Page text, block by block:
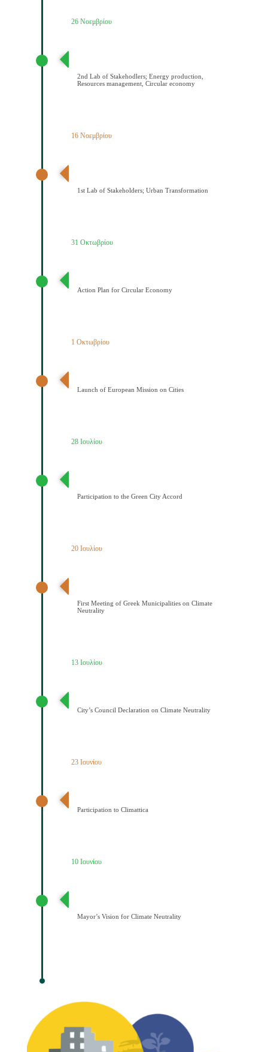
26 Νοεμβρίου
2nd Lab of Stakehodlers; Energy production,
Resources management, Circular economy
16 Νοεμβρίου
1st Lab of Stakeholders; Urban Transformation
31 Οκτωβρίου
Action Plan for Circular Economy
1 Οκτωβρίου
Launch of European Mission on Cities
28 Ιουλίου
Participation to the Green City Accord
20 Ιουλίου
First Meeting of Greek Municipalities on Climate
Neutrality
13 Ιουλίου
City’s Council Declaration on Climate Neutrality
23 Ιουνίου
Participation to Climattica
10 Ιουνίου
Mayor’s Vision for Climate Neutrality